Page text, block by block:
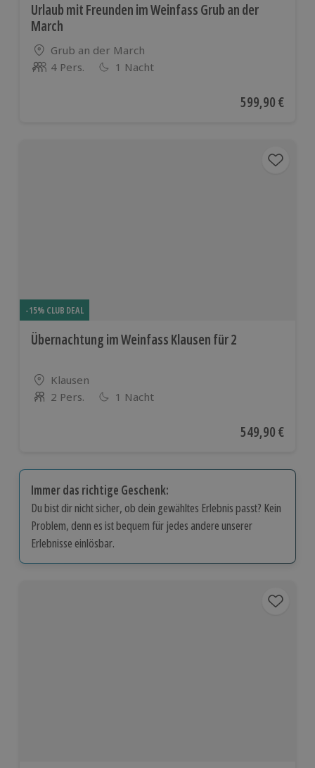
Urlaub mit Freunden im Weinfass Grub an der
March
Standort
Grub an der March
Anzahl der Teilnehmer
4 Pers. 1 Nacht
Aktueller Preis
599,90 €
-15% CLUB DEAL
Übernachtung im Weinfass Klausen für 2
Standort
Klausen
Anzahl der Teilnehmer
2 Pers. 1 Nacht
Aktueller Preis
549,90 €
Immer das richtige Geschenk:
Du bist dir nicht sicher, ob dein gewähltes Erlebnis passt? Kein
Problem, denn es ist bequem für jedes andere unserer
Erlebnisse einlösbar.